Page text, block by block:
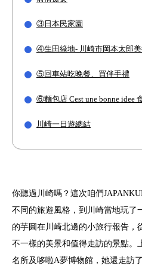
③日本民家園
④生田綠地- 川崎市岡本太郎
⑤回車站吃晚餐、買伴手禮
⑥麵包店 Cest une bonne idee
川崎一日遊總結
你聽過川崎嗎？這次咱們
不同的旅遊風格，到川崎當地玩了
的芋圓在川崎北邊的小旅行報告，
不一樣的美景和值得走訪的景點。
名所及哆啦A夢博物館，她還走訪